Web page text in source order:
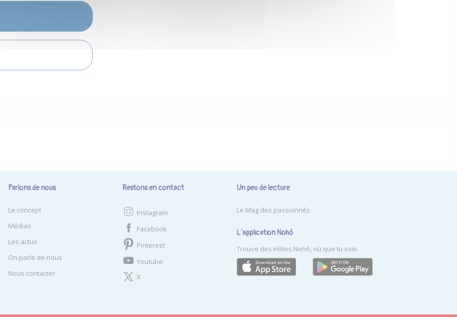
Parlons de nous
Le concept
Médias
Les actus
On parle de nous
Nous contacter
Restons en contact
Instagram
Facebook
Pinterest
Youtube
X
Un peu de lecture
Le Mag des passionnés
L'application Nohô
Trouve des Hôtes Nohô, où que tu sois.